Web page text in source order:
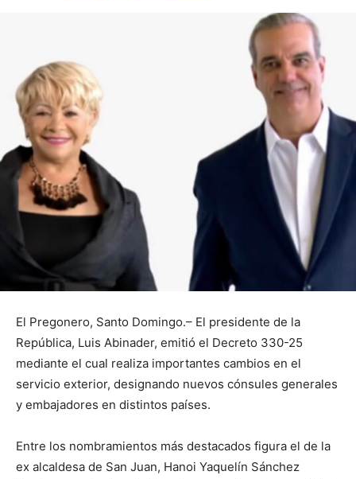
El Pregonero, Santo Domingo.– El presidente de la
República, Luis Abinader, emitió el Decreto 330-25
mediante el cual realiza importantes cambios en el
servicio exterior, designando nuevos cónsules generales
y embajadores en distintos países.
Entre los nombramientos más destacados figura el de la
ex alcaldesa de San Juan, Hanoi Yaquelín Sánchez